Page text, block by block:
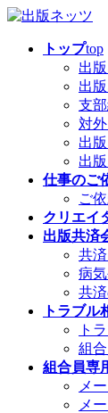
コ
ナ
トップtop
出
出
支
対
出
出
仕事のご
ご
クリエイ
出版共済
共
病
共
トラブル
ト
組
組合員専
メ
メ